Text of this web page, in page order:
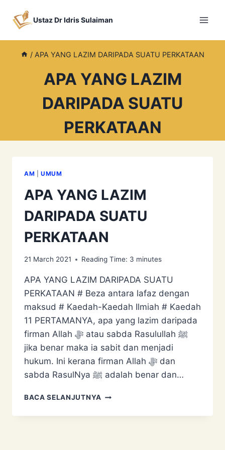
Ustaz Dr Idris Sulaiman
/ APA YANG LAZIM DARIPADA SUATU PERKATAAN
APA YANG LAZIM
DARIPADA SUATU
PERKATAAN
AM UMUM
APA YANG LAZIM
DARIPADA SUATU
PERKATAAN
21 March 2021 Reading Time: 3 minutes
APA YANG LAZIM DARIPADA SUATU
PERKATAAN # Beza antara lafaz dengan
maksud # Kaedah-Kaedah Ilmiah # Kaedah
11 PERTAMANYA, apa yang lazim daripada
firman Allah ﷻ atau sabda Rasulullah ﷺ
jika benar maka ia sabit dan menjadi
hukum. Ini kerana firman Allah ﷻ dan
sabda RasulNya ﷺ adalah benar dan…
BACA SELANJUTNYA APA
LAZIM